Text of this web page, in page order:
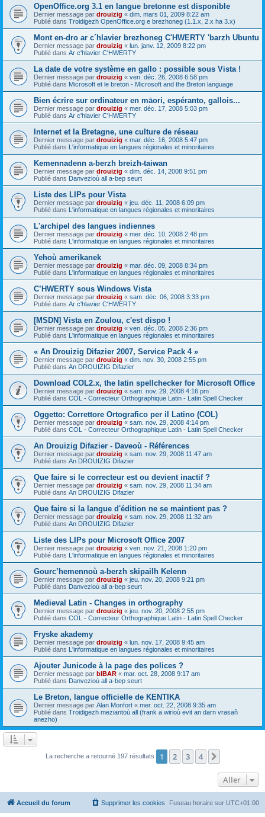
OpenOffice.org 3.1 en langue bretonne est disponible
Dernier message par drouizig « dim. mars 01, 2009 8:22 am
Publié dans Troidigezh OpenOffice.org e brezhoneg (1.1.x, 2.x ha 3.x)
Mont en-dro ar c´hlavier brezhoneg C'HWERTY 'barzh Ubuntu
Dernier message par drouizig « lun. janv. 12, 2009 8:22 pm
Publié dans Ar c'hlavier C'HWERTY
La date de votre système en gallo : possible sous Vista !
Dernier message par drouizig « ven. déc. 26, 2008 6:58 pm
Publié dans Microsoft et le breton - Microsoft and the Breton language
Bien écrire sur ordinateur en māori, espéranto, gallois...
Dernier message par drouizig « mer. déc. 17, 2008 5:03 pm
Publié dans Ar c'hlavier C'HWERTY
Internet et la Bretagne, une culture de réseau
Dernier message par drouizig « mar. déc. 16, 2008 5:47 pm
Publié dans L'informatique en langues régionales et minoritaires
Kemennadenn a-berzh breizh-taiwan
Dernier message par drouizig « dim. déc. 14, 2008 9:51 pm
Publié dans Danvezioù all a-bep seurt
Liste des LIPs pour Vista
Dernier message par drouizig « jeu. déc. 11, 2008 6:09 pm
Publié dans L'informatique en langues régionales et minoritaires
L'archipel des langues indiennes
Dernier message par drouizig « mer. déc. 10, 2008 2:48 pm
Publié dans L'informatique en langues régionales et minoritaires
Yehoù amerikanek
Dernier message par drouizig « mar. déc. 09, 2008 8:34 pm
Publié dans L'informatique en langues régionales et minoritaires
C’HWERTY sous Windows Vista
Dernier message par drouizig « sam. déc. 06, 2008 3:33 pm
Publié dans Ar c'hlavier C'HWERTY
[MSDN] Vista en Zoulou, c'est dispo !
Dernier message par drouizig « ven. déc. 05, 2008 2:36 pm
Publié dans L'informatique en langues régionales et minoritaires
« An Drouizig Difazier 2007, Service Pack 4 »
Dernier message par drouizig « dim. nov. 30, 2008 2:55 pm
Publié dans An DROUIZIG Difazier
Download COL2.x, the latin spellchecker for Microsoft Office
Dernier message par drouizig « sam. nov. 29, 2008 4:16 pm
Publié dans COL - Correcteur Orthographique Latin - Latin Spell Checker
Oggetto: Correttore Ortografico per il Latino (COL)
Dernier message par drouizig « sam. nov. 29, 2008 4:14 pm
Publié dans COL - Correcteur Orthographique Latin - Latin Spell Checker
An Drouizig Difazier - Daveoù - Références
Dernier message par drouizig « sam. nov. 29, 2008 11:47 am
Publié dans An DROUIZIG Difazier
Que faire si le correcteur est ou devient inactif ?
Dernier message par drouizig « sam. nov. 29, 2008 11:34 am
Publié dans An DROUIZIG Difazier
Que faire si la langue d'édition ne se maintient pas ?
Dernier message par drouizig « sam. nov. 29, 2008 11:32 am
Publié dans An DROUIZIG Difazier
Liste des LIPs pour Microsoft Office 2007
Dernier message par drouizig « ven. nov. 21, 2008 1:20 pm
Publié dans L'informatique en langues régionales et minoritaires
Gourc’hemennoù a-berzh skipailh Kelenn
Dernier message par drouizig « jeu. nov. 20, 2008 9:21 pm
Publié dans Danvezioù all a-bep seurt
Medieval Latin - Changes in orthography
Dernier message par drouizig « jeu. nov. 20, 2008 2:55 pm
Publié dans COL - Correcteur Orthographique Latin - Latin Spell Checker
Fryske akademy
Dernier message par drouizig « lun. nov. 17, 2008 9:45 am
Publié dans L'informatique en langues régionales et minoritaires
Ajouter Junicode à la page des polices ?
Dernier message par bIBAR « mar. oct. 28, 2008 9:17 am
Publié dans Danvezioù all a-bep seurt
Le Breton, langue officielle de KENTIKA
Dernier message par Alan Monfort « mer. oct. 22, 2008 9:35 am
Publié dans Troidigezh meziantoù all (frank a wirioù evit an darn vrasañ
anezho)
La recherche a retourné 197 résultats 1 2 3 4
Aller
Accueil du forum Fuseau horaire sur UTC+01:00
Supprimer les cookies